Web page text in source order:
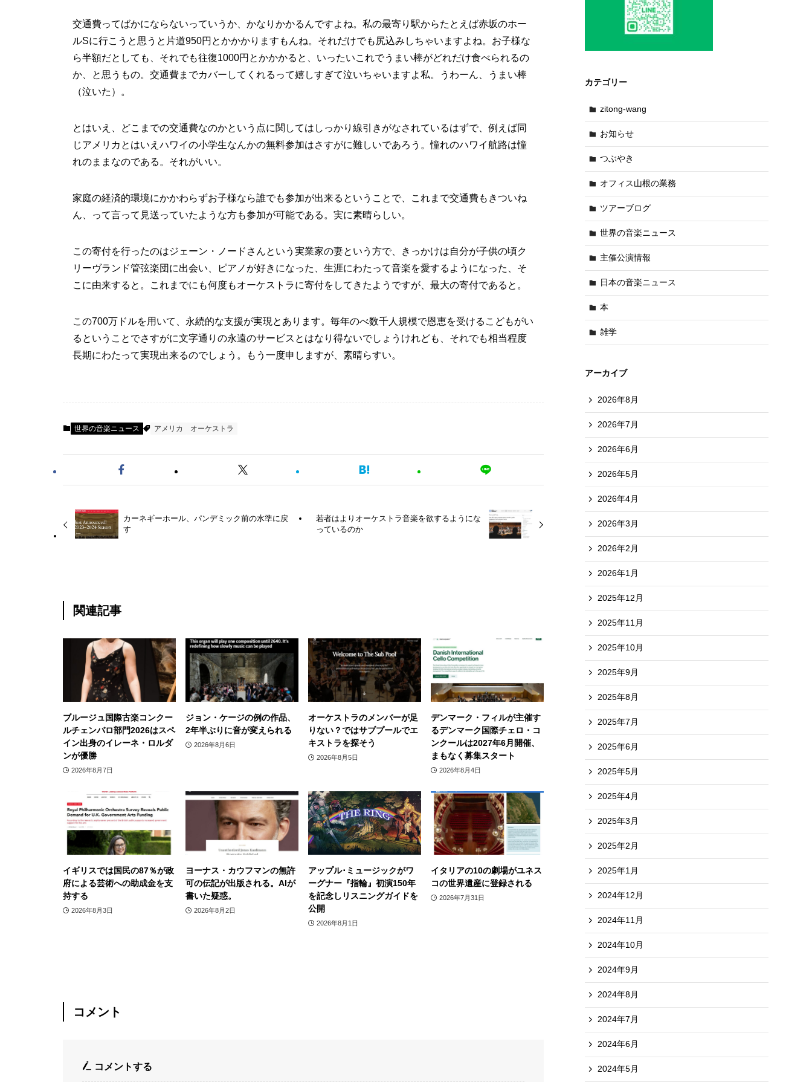
交通費ってばかにならないっていうか、かなりかかるんですよね。私の最寄り駅からたとえば赤坂のホー
ルSに行こうと思うと片道950円とかかかりますもんね。それだけでも尻込みしちゃいますよね。お子様な
ら半額だとしても、それでも往復1000円とかかかると、いったいこれでうまい棒がどれだけ食べられるの
か、と思うもの。交通費までカバーしてくれるって嬉しすぎて泣いちゃいますよ私。うわーん、うまい棒
（泣いた）。
とはいえ、どこまでの交通費なのかという点に関してはしっかり線引きがなされているはずで、例えば同
じアメリカとはいえハワイの小学生なんかの無料参加はさすがに難しいであろう。憧れのハワイ航路は憧
れのままなのである。それがいい。
家庭の経済的環境にかかわらずお子様なら誰でも参加が出来るということで、これまで交通費もきついね
ん、って言って見送っていたような方も参加が可能である。実に素晴らしい。
この寄付を行ったのはジェーン・ノードさんという実業家の妻という方で、きっかけは自分が子供の頃ク
リーヴランド管弦楽団に出会い、ピアノが好きになった、生涯にわたって音楽を愛するようになった、そ
こに由来すると。これまでにも何度もオーケストラに寄付をしてきたようですが、最大の寄付であると。
この700万ドルを用いて、永続的な支援が実現とあります。毎年のべ数千人規模で恩恵を受けるこどもがい
るということでさすがに文字通りの永遠のサービスとはなり得ないでしょうけれども、それでも相当程度
長期にわたって実現出来るのでしょう。もう一度申しますが、素晴らすい。
世界の音楽ニュース アメリカ オーケストラ
カーネギーホール、パンデミック前の水準に戻
す
若者はよりオーケストラ音楽を欲するようにな
っているのか
関連記事
ブルージュ国際古楽コンクー
ルチェンバロ部門2026はスペ
イン出身のイレーネ・ロルダ
ンが優勝
2026年8月7日
ジョン・ケージの例の作品、
2年半ぶりに音が変えられる
2026年8月6日
オーケストラのメンバーが足
りない？ではサブプールでエ
キストラを探そう
2026年8月5日
デンマーク・フィルが主催す
るデンマーク国際チェロ・コ
ンクールは2027年6月開催、
まもなく募集スタート
2026年8月4日
イギリスでは国民の87％が政
府による芸術への助成金を支
持する
2026年8月3日
ヨーナス・カウフマンの無許
可の伝記が出版される。AIが
書いた疑惑。
2026年8月2日
アップル･ミュージックがワ
ーグナー『指輪』初演150年
を記念しリスニングガイドを
公開
2026年8月1日
イタリアの10の劇場がユネス
コの世界遺産に登録される
2026年7月31日
コメント
コメントする
カテゴリー
zitong-wang
お知らせ
つぶやき
オフィス山根の業務
ツアーブログ
世界の音楽ニュース
主催公演情報
日本の音楽ニュース
本
雑学
アーカイブ
2026年8月
2026年7月
2026年6月
2026年5月
2026年4月
2026年3月
2026年2月
2026年1月
2025年12月
2025年11月
2025年10月
2025年9月
2025年8月
2025年7月
2025年6月
2025年5月
2025年4月
2025年3月
2025年2月
2025年1月
2024年12月
2024年11月
2024年10月
2024年9月
2024年8月
2024年7月
2024年6月
2024年5月